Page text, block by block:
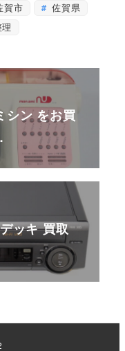
賀市
佐賀県
シン をお買
ッキ 買取